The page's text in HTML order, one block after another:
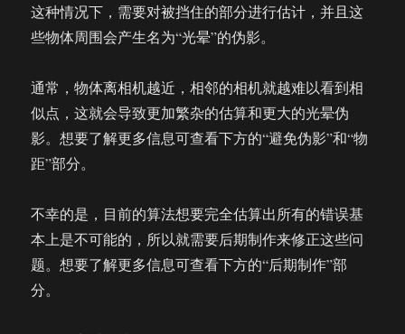
这种情况下，需要对被挡住的部分进行估计，并且这
些物体周围会产生名为“光晕”的伪影。
通常，物体离相机越近，相邻的相机就越难以看到相
似点，这就会导致更加繁杂的估算和更大的光晕伪
影。想要了解更多信息可查看下方的“避免伪影”和“物
距”部分。
不幸的是，目前的算法想要完全估算出所有的错误基
本上是不可能的，所以就需要后期制作来修正这些问
题。想要了解更多信息可查看下方的“后期制作”部
分。